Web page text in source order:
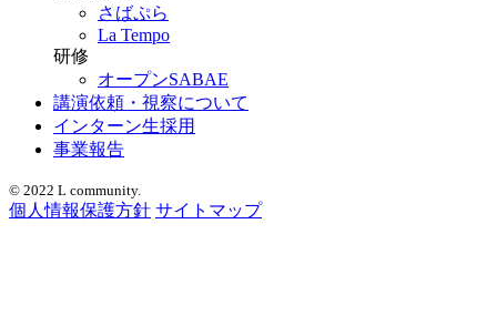
さばぷら
La Tempo
研修
オープンSABAE
講演依頼・視察について
インターン生採用
事業報告
© 2022 L community.
個人情報保護方針 サイトマップ